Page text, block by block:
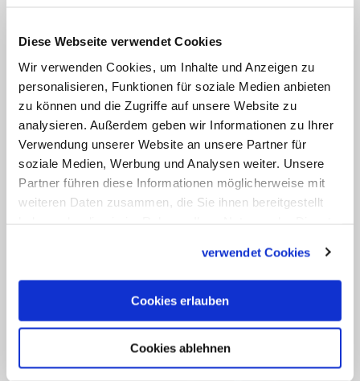
Diese Webseite verwendet Cookies
Wir verwenden Cookies, um Inhalte und Anzeigen zu
personalisieren, Funktionen für soziale Medien anbieten
zu können und die Zugriffe auf unsere Website zu
analysieren. Außerdem geben wir Informationen zu Ihrer
Verwendung unserer Website an unsere Partner für
soziale Medien, Werbung und Analysen weiter. Unsere
Partner führen diese Informationen möglicherweise mit
weiteren Daten zusammen, die Sie ihnen bereitgestellt
verwendet Cookies
Cookies erlauben
Cookies ablehnen
in der Krippe. Die Hirten fielen auf die
Knie und beteten es an. Dann erzählten
sie Maria und Josef von den Engeln und
ihrer Botschaft. Maria freute sich, und sie
bewahrte alles, was sie gehört hatte, in
ihrem Herzen und dachte darüber nach.
(Nacherzählt aus Lukas 2 im Neuen